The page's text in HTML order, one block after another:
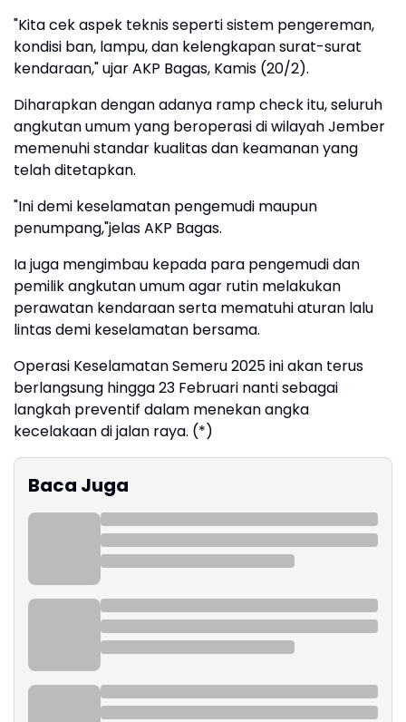
"Kita cek aspek teknis seperti sistem pengereman,
kondisi ban, lampu, dan kelengkapan surat-surat
kendaraan," ujar AKP Bagas, Kamis (20/2).
Diharapkan dengan adanya ramp check itu, seluruh
angkutan umum yang beroperasi di wilayah Jember
memenuhi standar kualitas dan keamanan yang
telah ditetapkan.
"Ini demi keselamatan pengemudi maupun
penumpang,"jelas AKP Bagas.
Ia juga mengimbau kepada para pengemudi dan
pemilik angkutan umum agar rutin melakukan
perawatan kendaraan serta mematuhi aturan lalu
lintas demi keselamatan bersama.
Operasi Keselamatan Semeru 2025 ini akan terus
berlangsung hingga 23 Februari nanti sebagai
langkah preventif dalam menekan angka
kecelakaan di jalan raya. (*)
Baca Juga